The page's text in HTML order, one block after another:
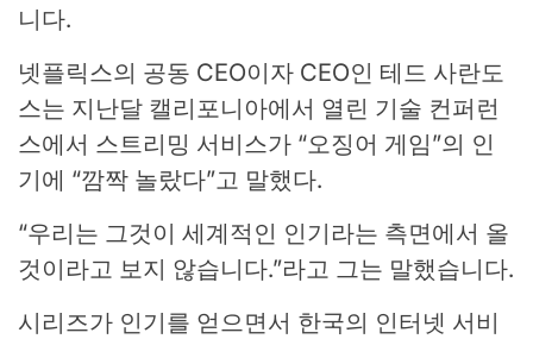
니다.
넷플릭스의 공동 CEO이자 CEO인 테드 사란도
스는 지난달 캘리포니아에서 열린 기술 컨퍼런
스에서 스트리밍 서비스가 “오징어 게임”의 인
기에 “깜짝 놀랐다”고 말했다.
“우리는 그것이 세계적인 인기라는 측면에서 올
것이라고 보지 않습니다.”라고 그는 말했습니다.
시리즈가 인기를 얻으면서 한국의 인터넷 서비